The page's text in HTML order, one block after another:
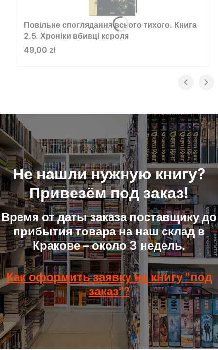
Повільне споглядання всього тихого. Книга
2.5. Хроніки вбивці короля
Цена
49,00 zł
Не нашли нужную книгу?
Привезём под заказ!
Время от даты заказа поставщику до
прибытия товара на наш склад в
Кракове – около 3 недель.
Как оформить заявку на книгу "под
заказ"?